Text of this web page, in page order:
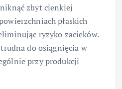
zbyt cienkiej
płaskich
ryzyko zacieków.
do osiągnięcia w
przy produkcji